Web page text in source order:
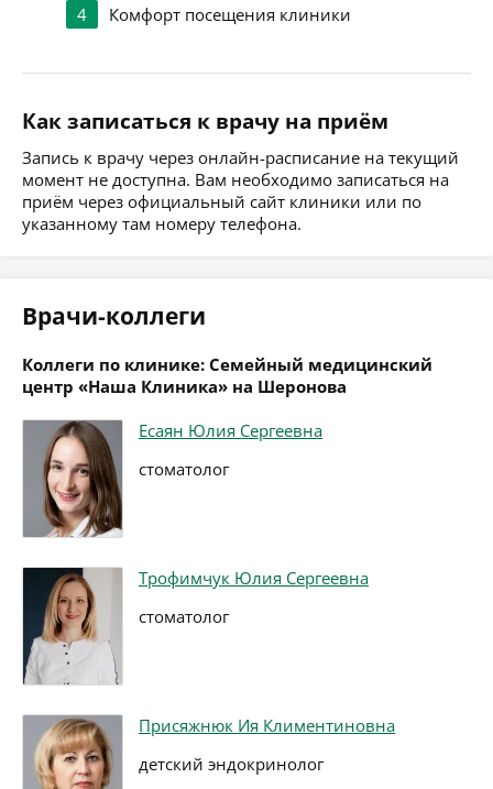
4
Комфорт посещения клиники
Как записаться к врачу на приём
Запись к врачу через онлайн-расписание на текущий
момент не доступна. Вам необходимо записаться на
приём через официальный сайт клиники или по
указанному там номеру телефона.
Врачи-коллеги
Коллеги по клинике: Семейный медицинский
центр «Наша Клиника» на Шеронова
Есаян Юлия Сергеевна
стоматолог
Трофимчук Юлия Сергеевна
стоматолог
Присяжнюк Ия Климентиновна
детский эндокринолог